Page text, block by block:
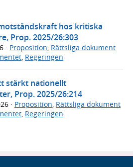
hos kritiska
Prop. 2025/26:303
· Proposition, Rättsliga dokument
, Regeringen
stärkt nationellt
Prop. 2025/26:214
· Proposition, Rättsliga dokument
, Regeringen